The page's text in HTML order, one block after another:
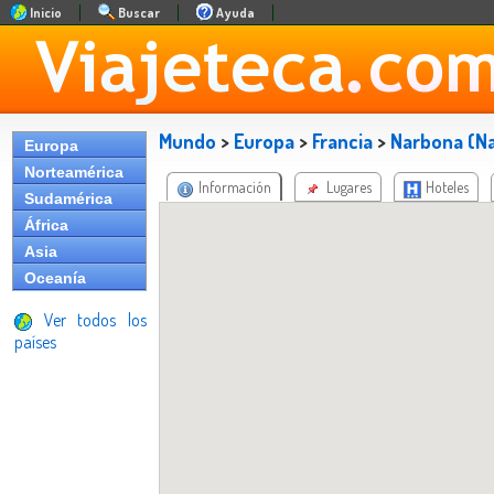
Inicio Buscar Ayuda
Europa
Norteamérica
Sudamérica
África
Asia
Oceanía
Ver todos los
países
Mundo > Europa > Francia > Narbona
Información Lugares Hoteles